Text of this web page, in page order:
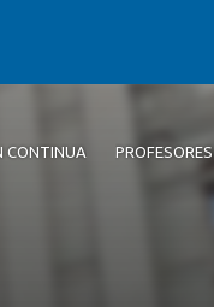
CONTINUA PROFESORES